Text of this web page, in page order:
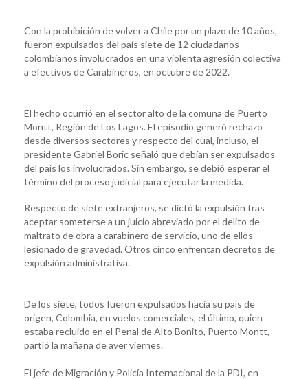
Con la prohibición de volver a Chile por un plazo de 10 años,
fueron expulsados del país siete de 12 ciudadanos
colombianos involucrados en una violenta agresión colectiva
a efectivos de Carabineros, en octubre de 2022.
El hecho ocurrió en el sector alto de la comuna de Puerto
Montt, Región de Los Lagos. El episodio generó rechazo
desde diversos sectores y respecto del cual, incluso, el
presidente Gabriel Boric señaló que debían ser expulsados
del país los involucrados. Sin embargo, se debió esperar el
término del proceso judicial para ejecutar la medida.
Respecto de siete extranjeros, se dictó la expulsión tras
aceptar someterse a un juicio abreviado por el delito de
maltrato de obra a carabinero de servicio, uno de ellos
lesionado de gravedad. Otros cinco enfrentan decretos de
expulsión administrativa.
De los siete, todos fueron expulsados hacia su país de
origen, Colombia, en vuelos comerciales, el último, quien
estaba recluido en el Penal de Alto Bonito, Puerto Montt,
partió la mañana de ayer viernes.
El jefe de Migración y Policía Internacional de la PDI, en